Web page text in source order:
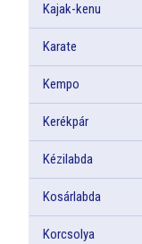
Kajak-kenu
Karate
Kempo
Kerékpár
Kézilabda
Kosárlabda
Korcsolya